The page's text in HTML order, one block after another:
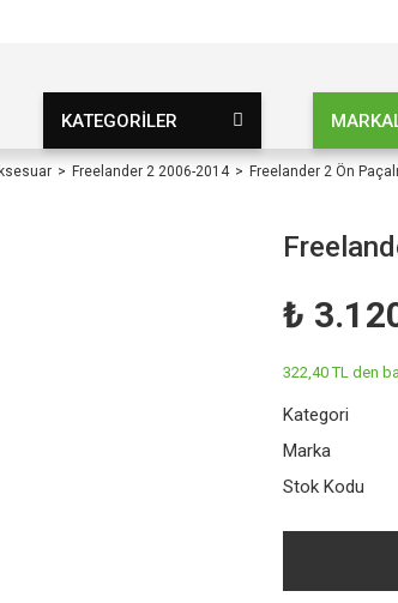
KATEGORİLER
Freelander 2 2006-2014 Freelander 2 Ön
₺
322,40 TL den
Kategori
Marka
Stok Kodu